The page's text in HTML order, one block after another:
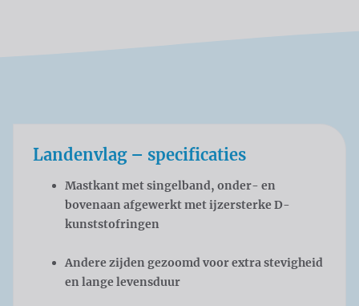
Landenvlag – specificaties
Mastkant met singelband, onder- en
bovenaan afgewerkt met ijzersterke D-
kunststofringen
Andere zijden gezoomd voor extra stevigheid
en lange levensduur